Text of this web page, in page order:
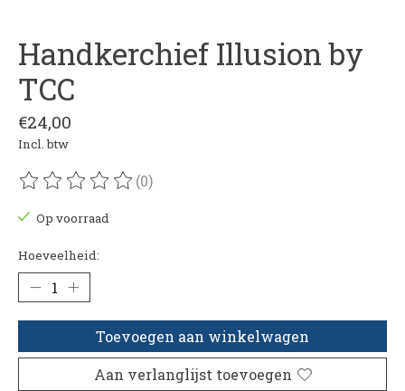
Handkerchief Illusion by
TCC
€24,00
Incl. btw
De beoordeling van dit product is
(0)
Op voorraad
Hoeveelheid:
Toevoegen aan winkelwagen
Aan verlanglijst toevoegen